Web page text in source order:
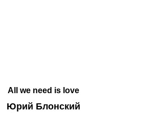
All we need is love
Юрий Блонский